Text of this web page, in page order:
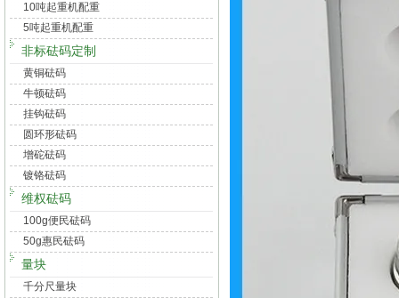
10吨起重机配重
5吨起重机配重
非标砝码定制
黄铜砝码
牛顿砝码
挂钩砝码
圆环形砝码
增砣砝码
镀铬砝码
维权砝码
100g便民砝码
50g惠民砝码
量块
千分尺量块